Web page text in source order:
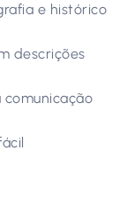
e histórico
descrições